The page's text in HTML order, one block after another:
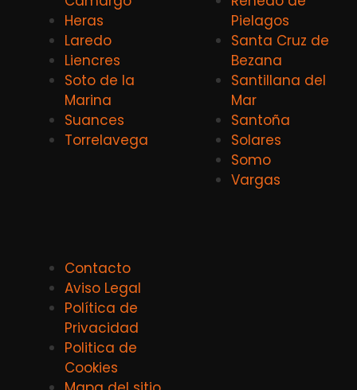
Heras
Laredo
Liencres
Soto de la
Marina
Suances
Torrelavega
Pielagos
Santa Cruz de
Bezana
Santillana del
Mar
Santoña
Solares
Somo
Vargas
Contacto
Aviso Legal
Política de
Privacidad
Politica de
Cookies